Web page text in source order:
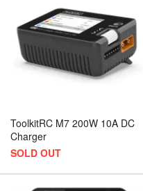
ToolkitRC M7 200W 10A DC
Charger
SOLD OUT